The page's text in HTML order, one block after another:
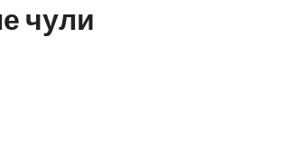
чули